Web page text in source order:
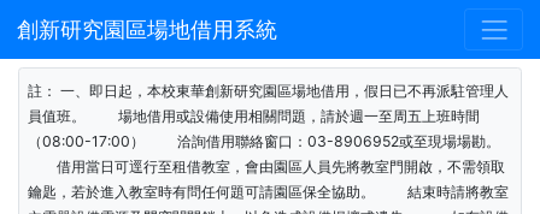
創新研究園區場地借用系統
註： 一、即日起，本校東華創新研究園區場地借用，假日已不再派駐管理人
員值班。 場地借用或設備使用相關問題，請於週一至周五上班時間
（08:00-17:00） 洽詢借用聯絡窗口：03-8906952或至現場場勘。
借用當日可逕行至租借教室，會由園區人員先將教室門開啟，不需領取
鑰匙，若於進入教室時有問任何題可請園區保全協助。 結束時請將教室